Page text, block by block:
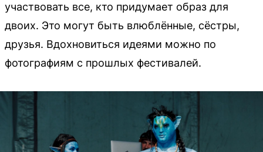
участвовать все, кто придумает образ для
двоих. Это могут быть влюблённые, сёстры,
друзья. Вдохновиться идеями можно по
фотографиям с прошлых фестивалей.